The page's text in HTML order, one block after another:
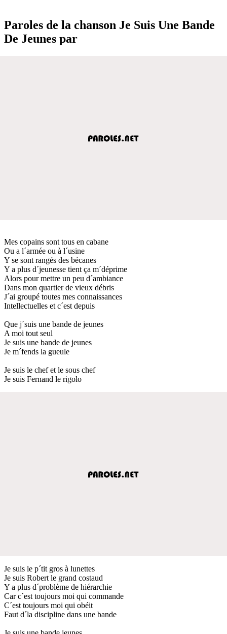
Paroles de la chanson Je Suis Une Bande
De Jeunes par
Mes copains sont tous en cabane
Ou a l´armée ou à l´usine
Y se sont rangés des bécanes
Y a plus d´jeunesse tient ça m´déprime
Alors pour mettre un peu d´ambiance
Dans mon quartier de vieux débris
J´ai groupé toutes mes connaissances
Intellectuelles et c´est depuis
Que j´suis une bande de jeunes
A moi tout seul
Je suis une bande de jeunes
Je m´fends la gueule
Je suis le chef et le sous chef
Je suis Fernand le rigolo
Je suis le p´tit gros à lunettes
Je suis Robert le grand costaud
Y a plus d´problème de hiérarchie
Car c´est toujours moi qui commande
C´est toujours moi qui obéit
Faut d´la discipline dans une bande